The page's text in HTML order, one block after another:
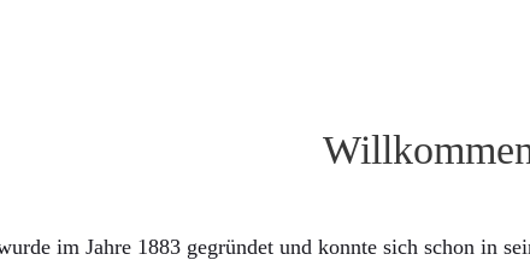
im Jahre 1883 gegründet und konnte sich schon in